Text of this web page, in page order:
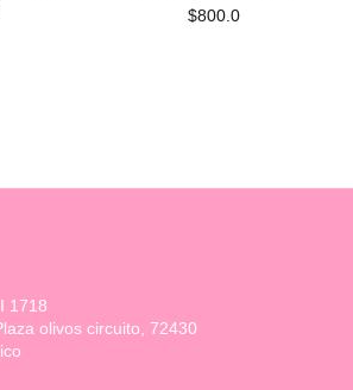
$800.0
1718
olivos circuito, 72430